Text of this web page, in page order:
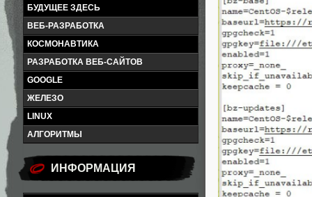
БУДУЩЕЕ ЗДЕСЬ
ВЕБ-РАЗРАБОТКА
КОСМОНАВТИКА
РАЗРАБОТКА ВЕБ-САЙТОВ
GOOGLE
ЖЕЛЕЗО
LINUX
АЛГОРИТМЫ
ИНФОРМАЦИЯ